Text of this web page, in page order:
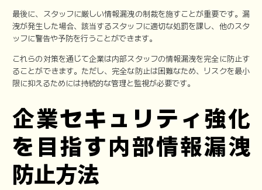
最後に、スタッフに厳しい情報漏洩の制裁を施すことが重要です。漏
洩が発生した場合、該当するスタッフに適切な処罰を課し、他のスタ
ッフに警告や予防を行うことができます。
これらの対策を通じて企業は内部スタッフの情報漏洩を完全に防止す
ることができます。ただし、完全な防止は困難なため、リスクを最小
限に抑えるためには持続的な管理と監視が必要です。
企業セキュリティ強化
を目指す内部情報漏洩
防止方法